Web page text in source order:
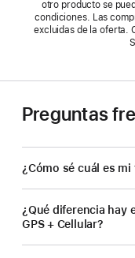
otro producto se
condiciones. Las
excluidas de la oferta.
Preguntas
¿Cómo sé cuál es mi
¿Qué diferencia hay
GPS + Cellular?